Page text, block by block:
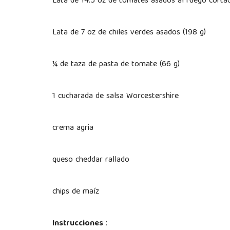
Lata de 7 oz de chiles verdes asados ​​(198 g)
¼ de taza de pasta de tomate (66 g)
1 cucharada de salsa Worcestershire
crema agria
queso cheddar rallado
chips de maíz
Instrucciones: